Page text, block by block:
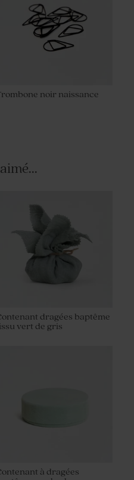
noir naissance
dragées baptême
vert de gris
à dragées